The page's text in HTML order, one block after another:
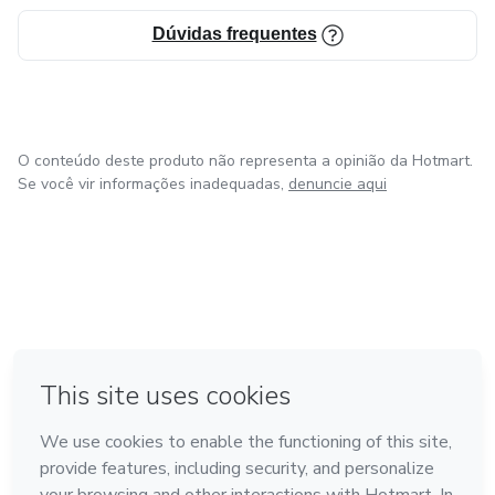
oferece consciência, estrutura mental e ferramentas para
quem decidiu parar de viver no automático e assumir
Dúvidas frequentes
O conteúdo deste produto não representa a opinião da Hotmart.
Se você vir informações inadequadas, denuncie aqui
Feito com ❤ em Madrid